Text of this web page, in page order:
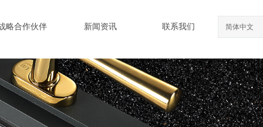
简体中文
略合作伙伴 新闻资讯 联系我们